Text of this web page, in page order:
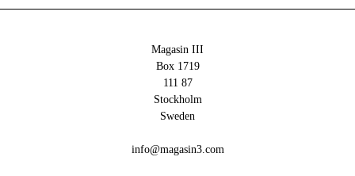
Magasin III
Box 1719
111 87
Stockholm
Sweden
info@magasin3.com